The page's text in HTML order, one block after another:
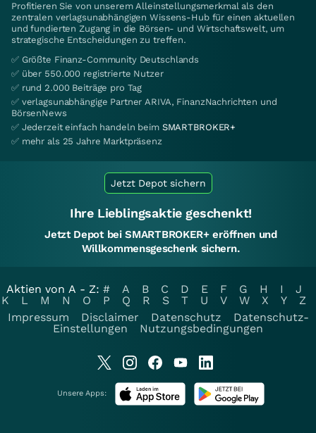
Profitieren Sie von unserem Alleinstellungsmerkmal als den
zentralen verlagsunabhängigen Wissens-Hub für einen aktuellen
und fundierten Zugang in die Börsen- und Wirtschaftswelt, um
strategische Entscheidungen zu treffen.
✅ Größte Finanz-Community Deutschlands
✅ über 550.000 registrierte Nutzer
✅ rund 2.000 Beiträge pro Tag
✅ verlagsunabhängige Partner ARIVA, FinanzNachrichten und
BörsenNews
✅ Jederzeit einfach handeln beim SMARTBROKER+
✅ mehr als 25 Jahre Marktpräsenz
Jetzt Depot sichern
Ihre Lieblingsaktie geschenkt!
Jetzt Depot bei SMARTBROKER+ eröffnen und
Willkommensgeschenk sichern.
Aktien von A - Z: # A B C D E F G H I
J
K
L M N O P Q R S T U V W X Y
Z
Impressum
Disclaimer Datenschutz
Datenschutz-
Einstellungen
Nutzungsbedingungen
Unsere Apps: